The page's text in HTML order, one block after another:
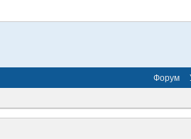
Форум